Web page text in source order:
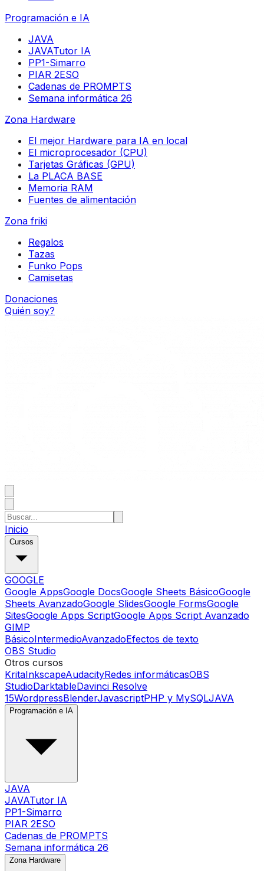
Programación e IA
JAVA
JAVATutor IA
PP1-Simarro
PIAR 2ESO
Cadenas de PROMPTS
Semana informática 26
Zona Hardware
El mejor Hardware para IA en local
El microprocesador (CPU)
Tarjetas Gráficas (GPU)
La PLACA BASE
Memoria RAM
Fuentes de alimentación
Zona friki
Regalos
Tazas
Funko Pops
Camisetas
Donaciones
Quién soy?
Inicio
Cursos
GOOGLE
Google AppsGoogle DocsGoogle Sheets BásicoGoogle
Sheets AvanzadoGoogle SlidesGoogle FormsGoogle
SitesGoogle Apps ScriptGoogle Apps Script Avanzado
GIMP
BásicoIntermedioAvanzadoEfectos de texto
OBS Studio
Otros cursos
KritaInkscapeAudacityRedes informáticasOBS
StudioDarktableDavinci Resolve
15WordpressBlenderJavascriptPHP y MySQLJAVA
Programación e IA
JAVA
JAVATutor IA
PP1-Simarro
PIAR 2ESO
Cadenas de PROMPTS
Semana informática 26
Zona Hardware